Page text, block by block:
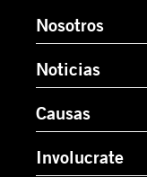
Nosotros
Noticias
Causas
Involucrate